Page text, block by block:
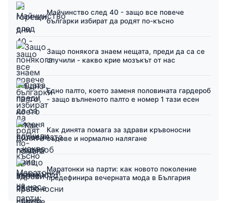
Майчинство след 40 - защо все повече
българки избират да родят по-късно
Защо понякога знаем нещата, преди да са се
случили - какво крие мозъкът от нас
Едно палто, което заменя половината гардероб
- защо вълненото палто е номер 1 тази есен
Как динята помага за здрави кръвоносни
съдове и нормално налягане
Маратонки на парти: как новото поколение
предефинира вечерната мода в България